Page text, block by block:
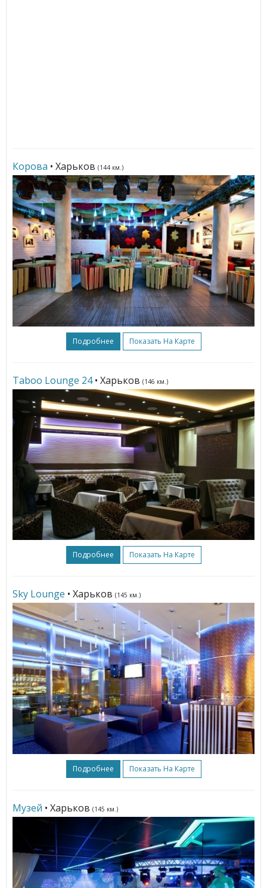
Корова • Харьков (144 км.)
Подробнее Показать На Карте
Taboo Lounge 24 • Харьков (146 км.)
Подробнее Показать На Карте
Sky Lounge • Харьков (145 км.)
Подробнее Показать На Карте
Музей • Харьков (145 км.)